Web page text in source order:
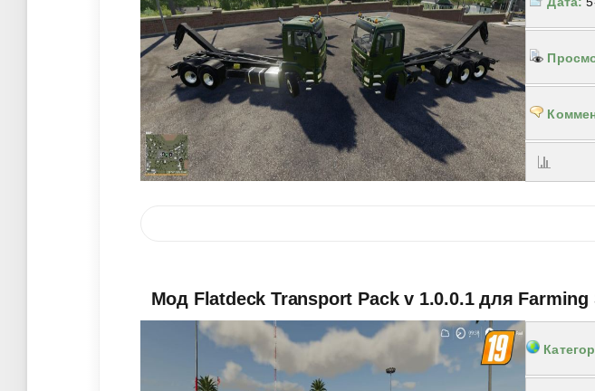
Мод Flatdeck Transport Pack v 1.0.0.1 для Farming